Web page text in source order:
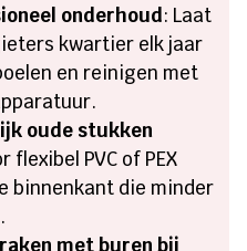
onderhoud: Laat
kwartier elk jaar
en reinigen met
oude stukken
flexibel PVC of PEX
binnenkant die minder
met buren bij